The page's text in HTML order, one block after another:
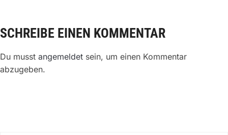
SCHREIBE EINEN KOMMENTAR
Du musst angemeldet sein, um einen Kommentar
abzugeben.